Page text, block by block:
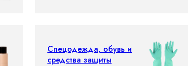
Спецодежда, обувь и
средства защиты